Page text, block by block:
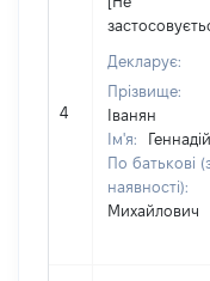
4
Декларує:
Прізвище:
Іванян
Ім'я:
Геннадій
По батькові
наявності):
Михайлович